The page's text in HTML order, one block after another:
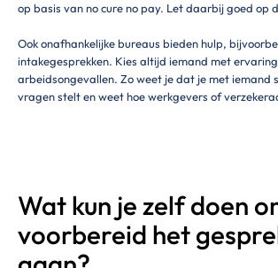
op basis van no cure no pay. Let daarbij goed op
Ook onafhankelijke bureaus bieden hulp,
intakegesprekken. Kies altijd iemand met
arbeidsongevallen. Zo weet je dat je met iemand
vragen stelt en weet hoe werkgevers of
Wat kun je zelf doen
voorbereid het